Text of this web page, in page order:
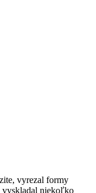
vyrezal formy
vyskladal niekoľko